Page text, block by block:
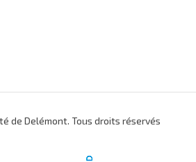
de Delémont. Tous droits réservés